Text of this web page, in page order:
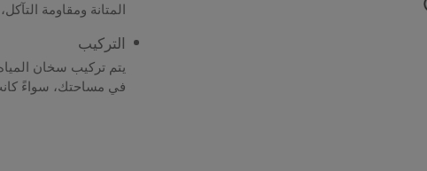
المتانة ومقاومة
التركيب
يتم تركيب سخان
في مساحتك، سواءً